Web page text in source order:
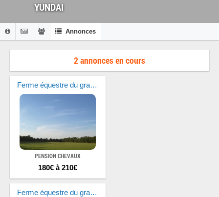
YUNDAI
Annonces
2 annonces en cours
Ferme équestre du grand Epinay
PENSION CHEVAUX
180€ à 210€
Ferme équestre du grand Epinay